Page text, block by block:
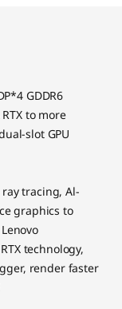
GDDR6
to more
slot GPU
tracing, Al-
graphics to
technology,
render faster